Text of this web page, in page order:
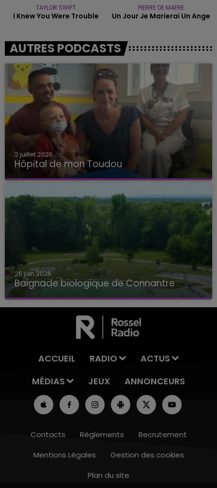
14h00 - 15h00
TAYLOR SWIFT
I Knew You Were Trouble
PIERRE DE MAERE
Un Jour Je Marierai Un Ange
AUTRES PODCASTS
2 juillet 2026
Hôpital de mon Toudou
Hôpital de mon Toudou
26 juin 2026
Baignade biologique de Connantre
Baignade biologique de Connantre
ACCUEIL RADIO
ACTUS
MÉDIAS
JEUX ANNONCEURS
Contacts Règlements
Recrutement
Mentions Légales
Gestion des cookies
Plan du site